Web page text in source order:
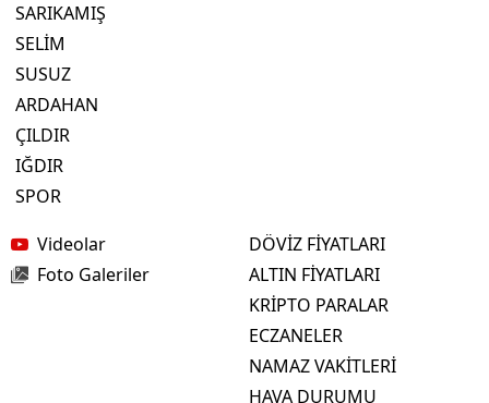
SARIKAMIŞ
SELİM
SUSUZ
ARDAHAN
ÇILDIR
IĞDIR
SPOR
Videolar
Foto Galeriler
DÖVİZ FİYATLARI
ALTIN FİYATLARI
KRİPTO PARALAR
ECZANELER
NAMAZ VAKİTLERİ
HAVA DURUMU